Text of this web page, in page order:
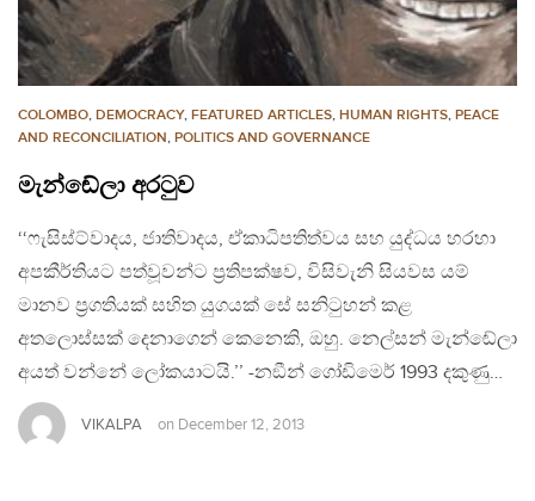
COLOMBO, DEMOCRACY, FEATURED ARTICLES, HUMAN RIGHTS, PEACE
AND RECONCILIATION, POLITICS AND GOVERNANCE
මැන්ඬේලා අරටුව
‘‘ෆැසිස්ට්වාදය, ජාතිවාදය, ඒකාධිපතිත්වය සහ යුද්ධය හරහා
අපකීර්තියට පත්වූවන්ට ප‍්‍රතිපක්ෂව, විසිවැනි සියවස යම්
මානව ප‍්‍රගතියක් සහිත යුගයක් සේ සනිටුහන් කළ
අතලොස්සක් දෙනාගෙන් කෙනෙකි, ඔහු. නෙල්සන් මැන්ඬේලා
අයත් වන්නේ ලෝකයාටයි.’’ -නඞීන් ගෝඩිමෙර් 1993 දකුණු…
VIKALPA on December 12, 2013